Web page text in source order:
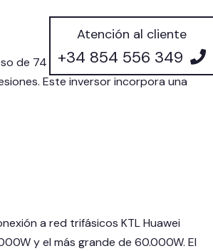
de 74 kg, por lo que se recomienda
Este inversor incorpora una
a red trifásicos KTL Huawei
y el más grande de 60.000W. El
Atención al cliente
+34 854 556 349